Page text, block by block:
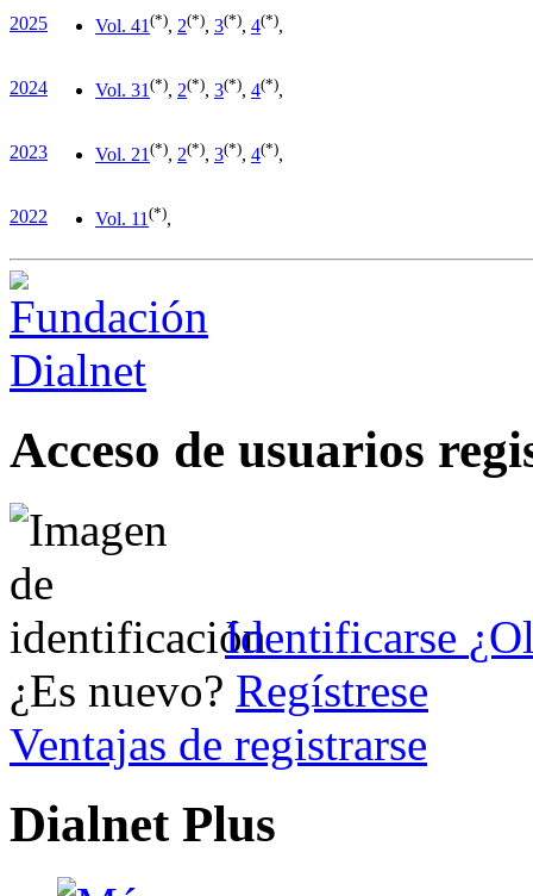
2025 Vol. 41 (*), 2(*), 3(*), 4(*),
2024 Vol. 31 (*), 2(*), 3(*), 4(*),
2023 Vol. 21 (*), 2(*), 3(*), 4(*),
2022 Vol. 11 (*),
Acceso de usuarios
Identificarse
¿Es nuevo? Regístrese
Ventajas de registrarse
Dialnet Plus